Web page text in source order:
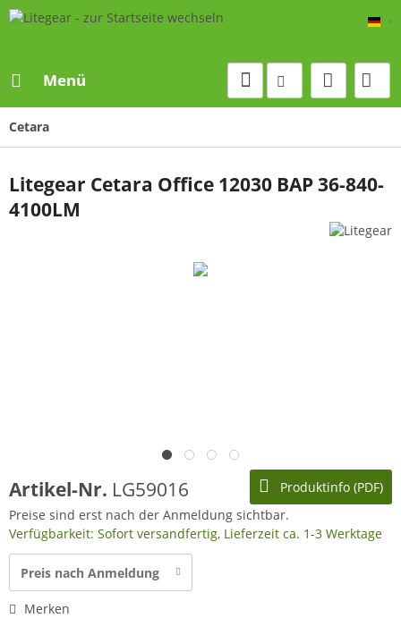
Menü
Cetara
Litegear Cetara Office 12030 BAP 36-840-
4100LM
Produktinfo (PDF)
Artikel-Nr. LG59016
Preise sind erst nach der Anmeldung sichtbar.
Verfügbarkeit: Sofort versandfertig, Lieferzeit ca. 1-3 Werktage
Preis nach Anmeldung
Merken